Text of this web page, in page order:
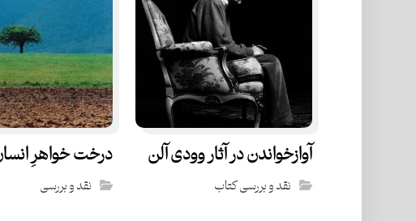
آواز‌خواندن در آثار وودی آلن
نقد و بررسی کتاب
درخت خواهرِ
نقد و بررسی